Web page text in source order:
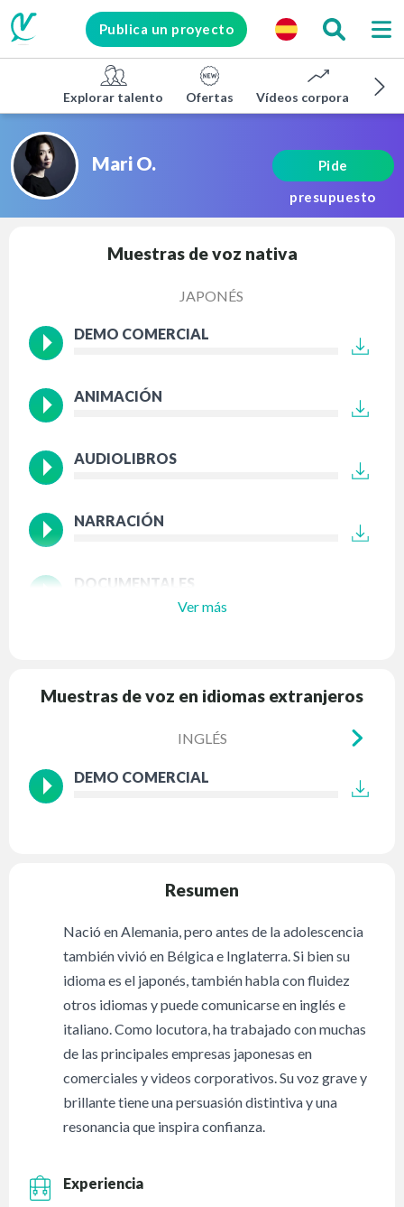
Publica un proyecto
Explorar talento Ofertas Vídeos corporativos
Mari O.
Pide
presupuesto
Muestras de voz nativa
JAPONÉS
DEMO COMERCIAL
ANIMACIÓN
AUDIOLIBROS
NARRACIÓN
DOCUMENTALES
Ver más
Muestras de voz en idiomas extranjeros
INGLÉS
DEMO COMERCIAL
Resumen
Nació en Alemania, pero antes de la adolescencia
también vivió en Bélgica e Inglaterra. Si bien su
idioma es el japonés, también habla con fluidez
otros idiomas y puede comunicarse en inglés e
italiano. Como locutora, ha trabajado con muchas
de las principales empresas japonesas en
comerciales y videos corporativos. Su voz grave y
brillante tiene una persuasión distintiva y una
resonancia que inspira confianza.
Experiencia